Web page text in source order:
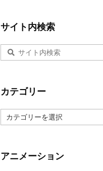
サイト内検索
カテゴリー
テ
ー
アニメーション